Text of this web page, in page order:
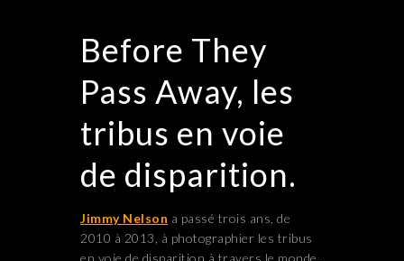
Before They
Pass Away, les
tribus en voie
de disparition.
Jimmy Nelson a passé trois ans, de
2010 à 2013, à photographier les tribus